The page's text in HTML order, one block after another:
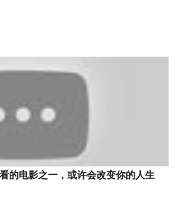
的电影之一，或许会改变你的人生